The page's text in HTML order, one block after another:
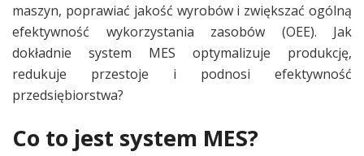
maszyn, poprawiać jakość wyrobów i zwiększać ogólną
efektywność wykorzystania zasobów (OEE). Jak
dokładnie system MES optymalizuje produkcję,
redukuje przestoje i podnosi efektywność
przedsiębiorstwa?
Co to jest system MES?